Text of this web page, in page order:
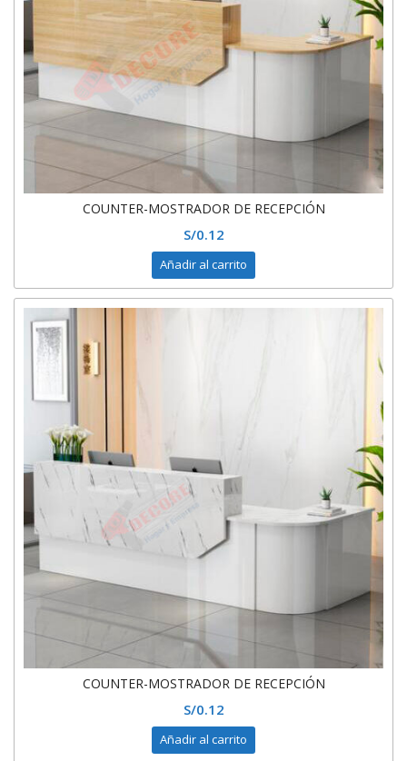
COUNTER-MOSTRADOR DE RECEPCIÓN
S/0.12
Añadir al carrito
COUNTER-MOSTRADOR DE RECEPCIÓN
S/0.12
Añadir al carrito